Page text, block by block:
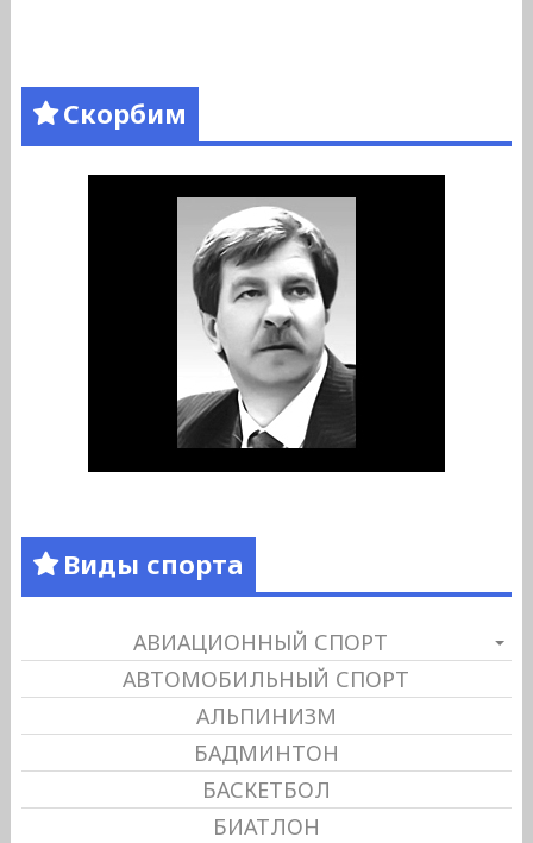
Скорбим
Виды спорта
АВИАЦИОННЫЙ СПОРТ
АВТОМОБИЛЬНЫЙ СПОРТ
АЛЬПИНИЗМ
БАДМИНТОН
БАСКЕТБОЛ
БИАТЛОН